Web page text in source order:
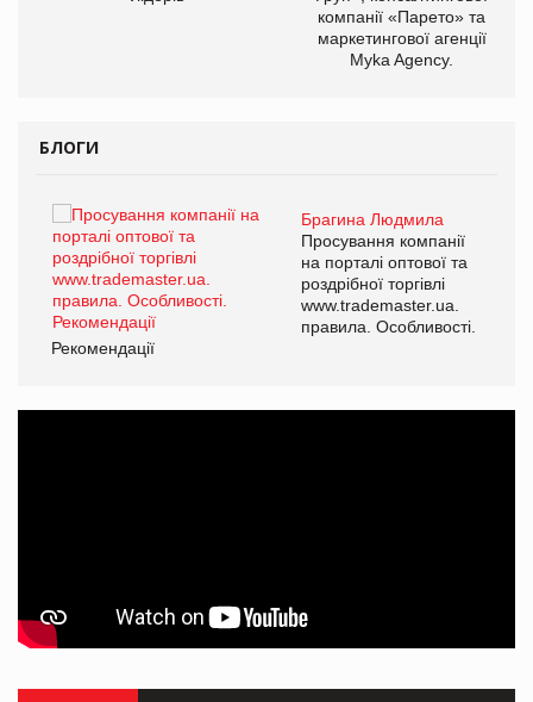
компанії «Парето» та
маркетингової агенції
Myka Agency.
БЛОГИ
Брагина Людмила
Просування компанії
на порталі оптової та
роздрібної торгівлі
www.trademaster.ua.
правила. Особливості.
Рекомендації